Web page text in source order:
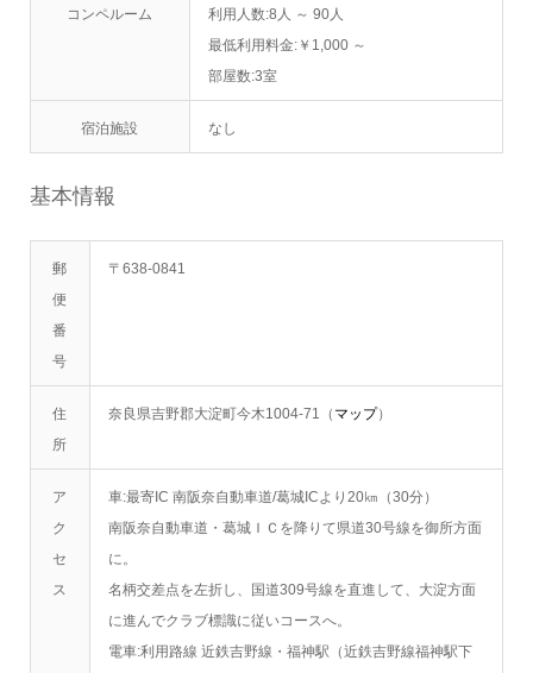
コンペルーム
利用人数:8人 ～ 90人
最低利用料金:￥1,000 ～
部屋数:3室
宿泊施設 なし
基本情報
郵
便
番
号
〒638-0841
住
所
奈良県吉野郡大淀町今木1004-71（ マップ）
ア
ク
セ
ス
車:最寄IC 南阪奈自動車道/葛城ICより20㎞（30分）
南阪奈自動車道・葛城ＩＣを降りて県道30号線を御所方面
に。
名柄交差点を左折し、国道309号線を直進して、大淀方面
に進んでクラブ標識に従いコースへ。
電車:利用路線 近鉄吉野線・福神駅（近鉄吉野線福神駅下